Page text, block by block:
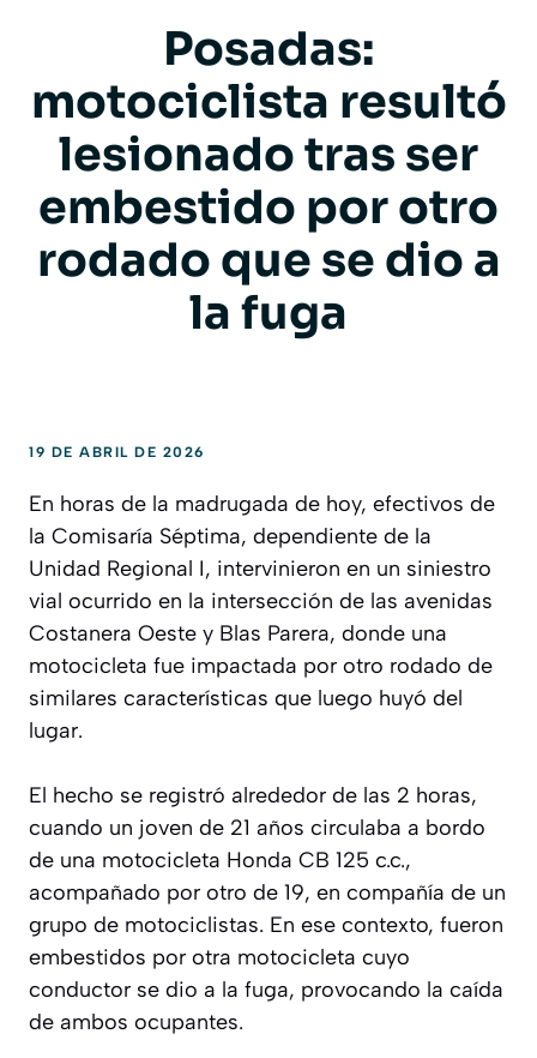
Posadas:
motociclista resultó
lesionado tras ser
embestido por otro
rodado que se dio a
la fuga
19 DE ABRIL DE 2026
En horas de la madrugada de hoy, efectivos de
la Comisaría Séptima, dependiente de la
Unidad Regional I, intervinieron en un siniestro
vial ocurrido en la intersección de las avenidas
Costanera Oeste y Blas Parera, donde una
motocicleta fue impactada por otro rodado de
similares características que luego huyó del
lugar.
El hecho se registró alrededor de las 2 horas,
cuando un joven de 21 años circulaba a bordo
de una motocicleta Honda CB 125 c.c.,
acompañado por otro de 19, en compañía de un
grupo de motociclistas. En ese contexto, fueron
embestidos por otra motocicleta cuyo
conductor se dio a la fuga, provocando la caída
de ambos ocupantes.